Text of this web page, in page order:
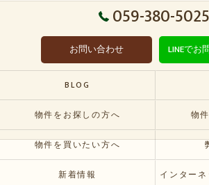
059-380-5025
お問い合わせ LINEでお
BLOG
物件をお探しの方へ 物
物件を買いたい方へ
新着情報